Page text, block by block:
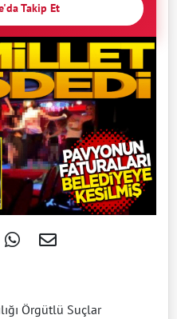
Takip Et
Örgütlü Suçlar